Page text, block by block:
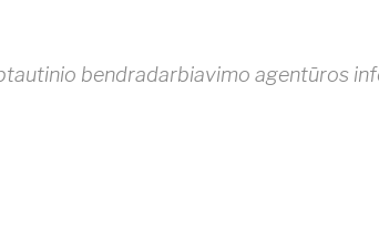
bendradarbiavimo agentūros